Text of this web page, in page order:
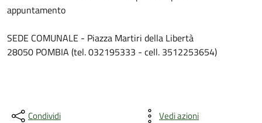
appuntamento
SEDE COMUNALE - Piazza Martiri della Libertà
28050 POMBIA (tel. 032195333 - cell. 3512253654)
Condividi Vedi azioni